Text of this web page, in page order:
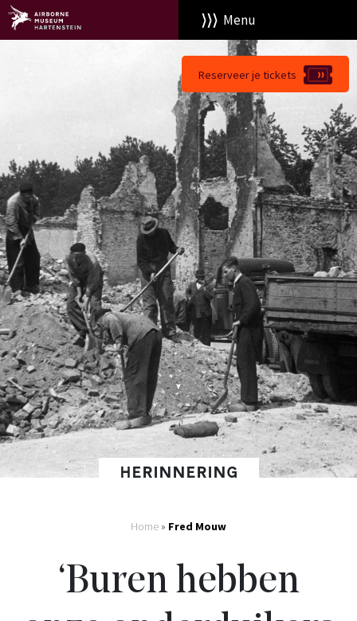
Menu
Reserveer je tickets
HERINNERING
Home » Fred Mouw
‘Buren hebben